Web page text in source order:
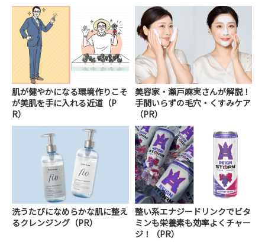
肌が健やかになる環境作りこそ
が美肌を手に入れる近道（P
R）
美容家・瀬戸麻実さんが解説！
手間いらずの毛穴・くすみケア
（PR）
洗うたびになめらかな肌に整え
るクレンジング（PR）
整い系エナジードリンクでビタ
ミンも栄養素も効率よくチャー
ジ！（PR）